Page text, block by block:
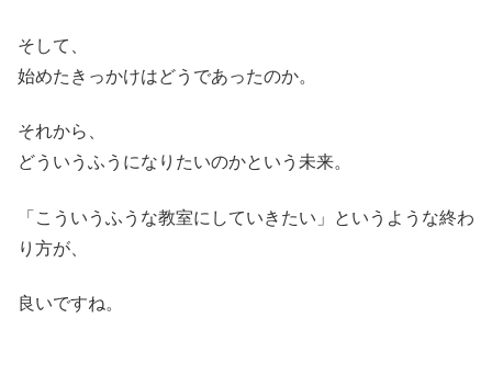
そして、
始めたきっかけはどうであったのか。
それから、
どういうふうになりたいのかという未来。
「こういうふうな教室にしていきたい」というような終わ
り方が、
良いですね。